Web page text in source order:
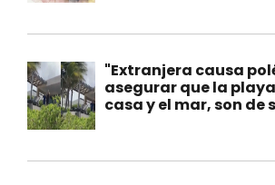
"Extranjera causa
asegurar que la
casa y el mar, son de